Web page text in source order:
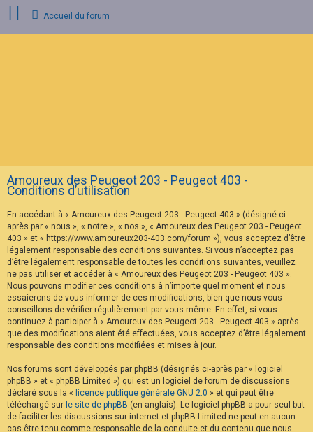
I
n
s
c
r
i
p
t
o
n
F
A
Q
Accueil du forum
Amoureux des Peugeot 203 - Peugeot 403 -
Conditions d’utilisation
En accédant à « Amoureux des Peugeot 203 - Peugeot 403 » (désigné ci-
après par « nous », « notre », « nos », « Amoureux des Peugeot 203 - Peugeot
403 » et « https://www.amoureux203-403.com/forum »), vous acceptez d’être
légalement responsable des conditions suivantes. Si vous n’acceptez pas
d’être légalement responsable de toutes les conditions suivantes, veuillez
ne pas utiliser et accéder à « Amoureux des Peugeot 203 - Peugeot 403 ».
Nous pouvons modifier ces conditions à n’importe quel moment et nous
essaierons de vous informer de ces modifications, bien que nous vous
conseillons de vérifier régulièrement par vous-même. En effet, si vous
continuez à participer à « Amoureux des Peugeot 203 - Peugeot 403 » après
que des modifications aient été effectuées, vous acceptez d’être légalement
responsable des conditions modifiées et mises à jour.
Nos forums sont développés par phpBB (désignés ci-après par « logiciel
phpBB » et « phpBB Limited ») qui est un logiciel de forum de discussions
déclaré sous la « licence publique générale GNU 2.0 » et qui peut être
téléchargé sur le site de phpBB (en anglais). Le logiciel phpBB a pour seul but
de faciliter les discussions sur internet et phpBB Limited ne peut en aucun
cas être tenu comme responsable de la conduite et du contenu que nous